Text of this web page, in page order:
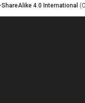
4.0 International